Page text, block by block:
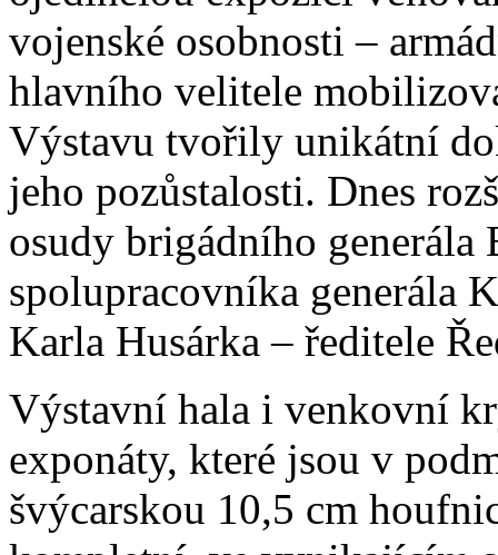
vojenské osobnosti –
hlavního velitele
Výstavu tvořily unikátní
jeho pozůstalosti. Dnes
osudy brigádního
spolupracovníka generála
Karla Husárka – ředitele
Výstavní hala i venkovní
exponáty, které jsou v
švýcarskou 10,5 cm